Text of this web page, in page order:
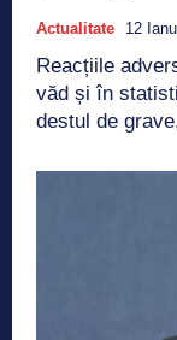
Actualitate 12
Reacțiile
văd și în
destul de